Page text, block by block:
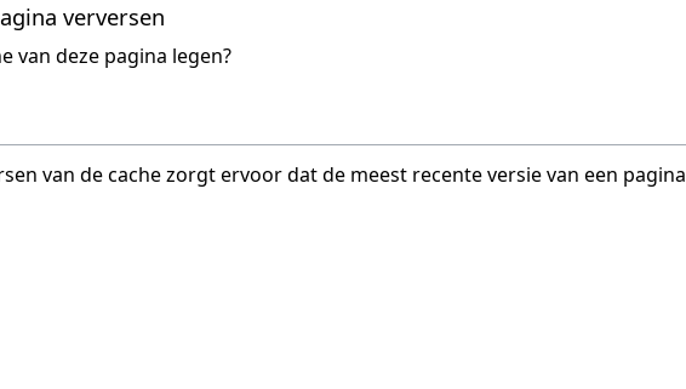
verversen
van deze pagina legen?
van de cache zorgt ervoor dat de meest recente versie van een